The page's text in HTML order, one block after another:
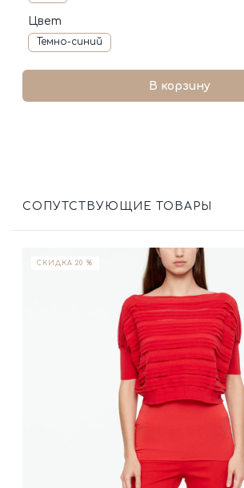
Цвет
Темно-синий
В корзину
СОПУТСТВУЮЩИЕ ТОВАРЫ
СКИДКА 20 %